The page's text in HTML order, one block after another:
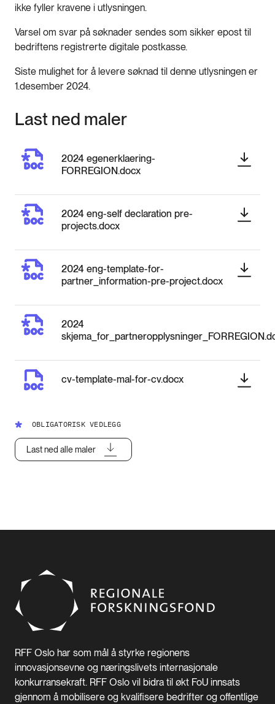
ikke fyller kravene i utlysningen.
Varsel om svar på søknader sendes som sikker epost til
bedriftens registrerte digitale postkasse.
Siste mulighet for å levere søknad til denne utlysningen er
1.desember 2024.
Last ned maler
2024 egenerklaering-
FORREGION.docx
2024 eng-self declaration pre-
projects.docx
2024 eng-template-for-
partner_information-pre-project.docx
2024
cv-template-mal-for-cv.docx
OBLIGATORISK VEDLEGG
Last ned alle maler
RFF Oslo har som mål å styrke regionens
innovasjonsevne og næringslivets internasjonale
konkurransekraft. RFF Oslo vil bidra til økt FoU innsats
gjennom å mobilisere og kvalifisere bedrifter og offentlige